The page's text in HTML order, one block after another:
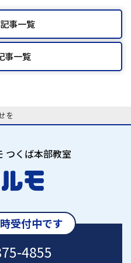
事一覧
事一覧
を
つくば本部教室
受付中です
4855